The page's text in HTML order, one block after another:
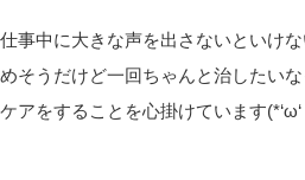
仕事中に大きな声を出さないといけ
めそうだけど一回ちゃんと治したい
ケアをすることを心掛けています(*‘ω‘